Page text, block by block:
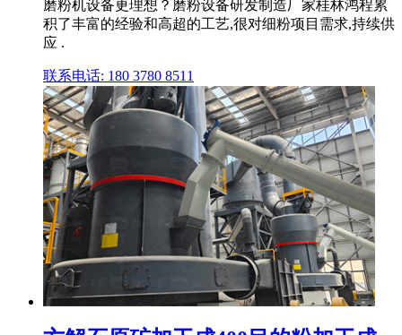
磨粉机设备更理想？磨粉设备研发制造厂家桂林鸿程累
积了丰富的经验和高超的工艺,很对细粉项目需求,持续供
应 .
联系电话: 180 3780 8511